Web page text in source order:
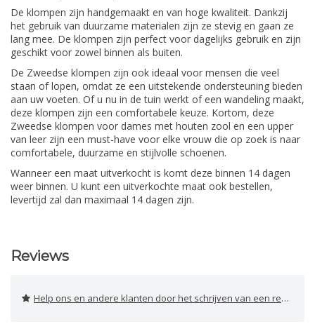
De klompen zijn handgemaakt en van hoge kwaliteit. Dankzij
het gebruik van duurzame materialen zijn ze stevig en gaan ze
lang mee. De klompen zijn perfect voor dagelijks gebruik en zijn
geschikt voor zowel binnen als buiten.
De Zweedse klompen zijn ook ideaal voor mensen die veel
staan of lopen, omdat ze een uitstekende ondersteuning bieden
aan uw voeten. Of u nu in de tuin werkt of een wandeling maakt,
deze klompen zijn een comfortabele keuze. Kortom, deze
Zweedse klompen voor dames met houten zool en een upper
van leer zijn een must-have voor elke vrouw die op zoek is naar
comfortabele, duurzame en stijlvolle schoenen.
Wanneer een maat uitverkocht is komt deze binnen 14 dagen
weer binnen. U kunt een uitverkochte maat ook bestellen,
levertijd zal dan maximaal 14 dagen zijn.
Reviews
Help ons en andere klanten door het schrijven van een review